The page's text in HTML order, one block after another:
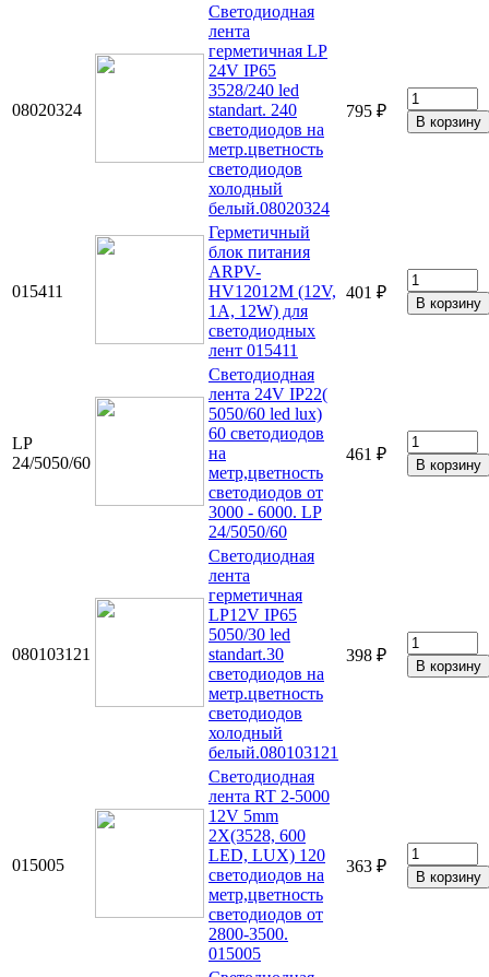
08020324
Светодиодная
лента
герметичная LP
24V IP65
3528/240 led
standart. 240
светодиодов на
метр.цветность
светодиодов
холодный
белый.08020324
795 ₽
015411
Герметичный
блок питания
ARPV-
HV12012M (12V,
1A, 12W) для
светодиодных
лент 015411
401 ₽
LP
24/5050/60
Светодиодная
лента 24V IP22(
5050/60 led lux)
60 светодиодов
на
метр,цветность
светодиодов от
3000 - 6000. LP
24/5050/60
461 ₽
080103121
Светодиодная
лента
герметичная
LP12V IP65
5050/30 led
standart.30
светодиодов на
метр.цветность
светодиодов
холодный
белый.080103121
398 ₽
015005
Светодиодная
лента RT 2-5000
12V 5mm
2Х(3528, 600
LED, LUX) 120
светодиодов на
метр,цветность
светодиодов от
2800-3500.
015005
363 ₽